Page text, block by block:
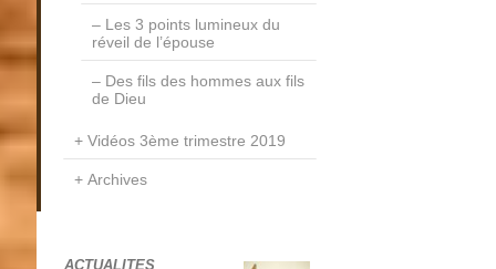
Les 3 points lumineux du
réveil de l’épouse
Des fils des hommes aux fils
de Dieu
Vidéos 3ème trimestre 2019
Archives
ACTUALITES